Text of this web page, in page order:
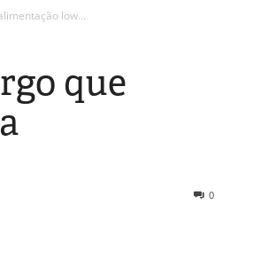
low...
que
0